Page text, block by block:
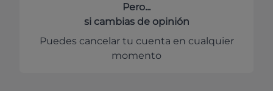
Pero...
si cambias de opinión
Puedes cancelar tu cuenta en cualquier
momento